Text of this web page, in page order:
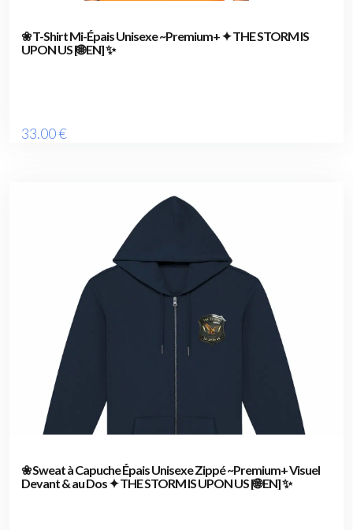
❀ T-Shirt Mi-Épais Unisexe ~Premium+ ✦ THE STORM IS
UPON US [🌐 EN] ✨
33.00€
❀ Sweat à Capuche Épais Unisexe Zippé ~Premium+ Visuel
Devant & au Dos ✦ THE STORM IS UPON US [🌐 EN] ✨